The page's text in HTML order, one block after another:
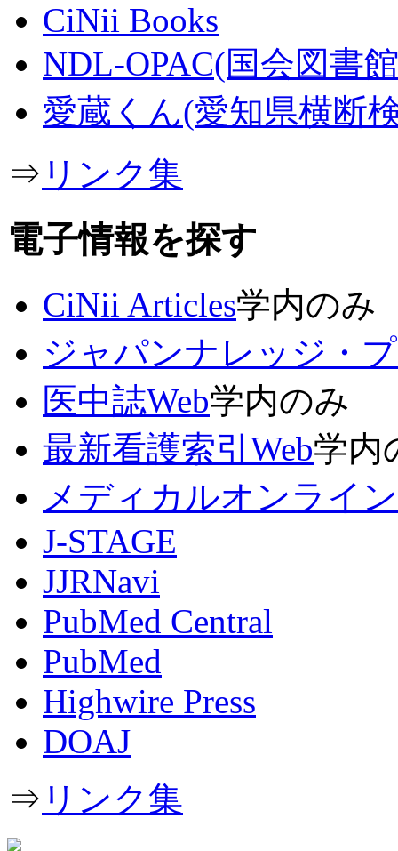
CiNii Books
NDL-OPAC(国会図書
愛蔵くん(愛知県横断
⇒ リンク集
電子情報を探す
CiNii Articles学内のみ
ジャパンナレッジ・
医中誌Web学内のみ
最新看護索引Web学内
メディカルオンライン
J-STAGE
JJRNavi
PubMed Central
PubMed
Highwire Press
DOAJ
⇒ リンク集